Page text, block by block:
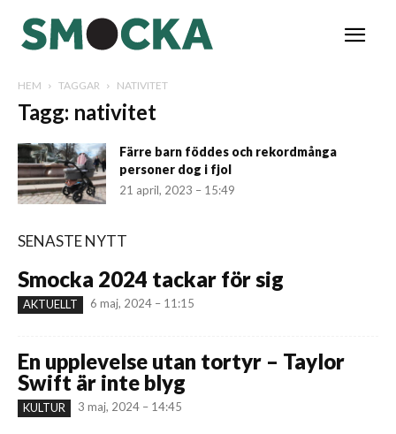
HEM TAGGAR NATIVITET
Tagg: nativitet
Färre barn föddes och rekordmånga
personer dog i fjol
21 april, 2023 – 15:49
SENASTE NYTT
Smocka 2024 tackar för sig
AKTUELLT 6 maj, 2024 – 11:15
En upplevelse utan tortyr – Taylor
Swift är inte blyg
KULTUR 3 maj, 2024 – 14:45